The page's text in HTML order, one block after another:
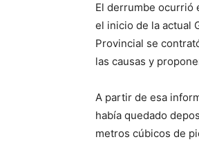
El derrumbe ocurrió
el inicio de la actual
Provincial se
las causas y
A partir de esa
había quedado
metros cúbicos de